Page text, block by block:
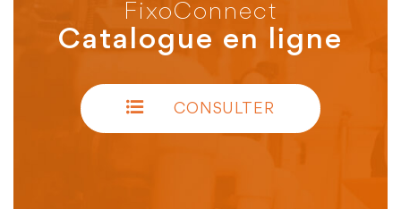
FixoConnect
Catalogue en ligne
CONSULTER